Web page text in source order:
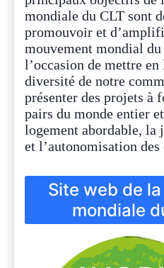
mondiale du CLT sont
promouvoir et
mouvement mondial du
l’occasion de mettre
diversité de notre
présenter des projets à
pairs du monde entier
logement abordable, la
et l’autonomisation des
Site web de
mondiale